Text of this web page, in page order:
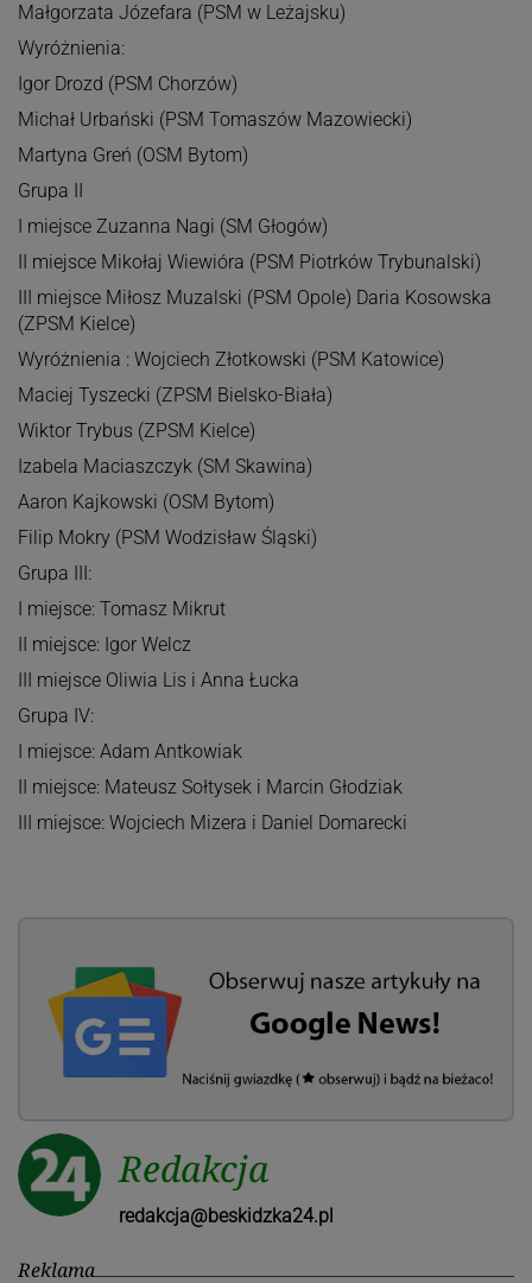
Małgorzata Józefara (PSM w Leżajsku)
Wyróżnienia:
Igor Drozd (PSM Chorzów)
Michał Urbański (PSM Tomaszów Mazowiecki)
Martyna Greń (OSM Bytom)
Grupa II
I miejsce Zuzanna Nagi (SM Głogów)
II miejsce Mikołaj Wiewióra (PSM Piotrków Trybunalski)
III miejsce Miłosz Muzalski (PSM Opole) Daria Kosowska
(ZPSM Kielce)
Wyróżnienia : Wojciech Złotkowski (PSM Katowice)
Maciej Tyszecki (ZPSM Bielsko-Biała)
Wiktor Trybus (ZPSM Kielce)
Izabela Maciaszczyk (SM Skawina)
Aaron Kajkowski (OSM Bytom)
Filip Mokry (PSM Wodzisław Śląski)
Grupa III:
I miejsce: Tomasz Mikrut
II miejsce: Igor Welcz
III miejsce Oliwia Lis i Anna Łucka
Grupa IV:
I miejsce: Adam Antkowiak
II miejsce: Mateusz Sołtysek i Marcin Głodziak
III miejsce: Wojciech Mizera i Daniel Domarecki
Redakcja
redakcja@beskidzka24.pl
Reklama